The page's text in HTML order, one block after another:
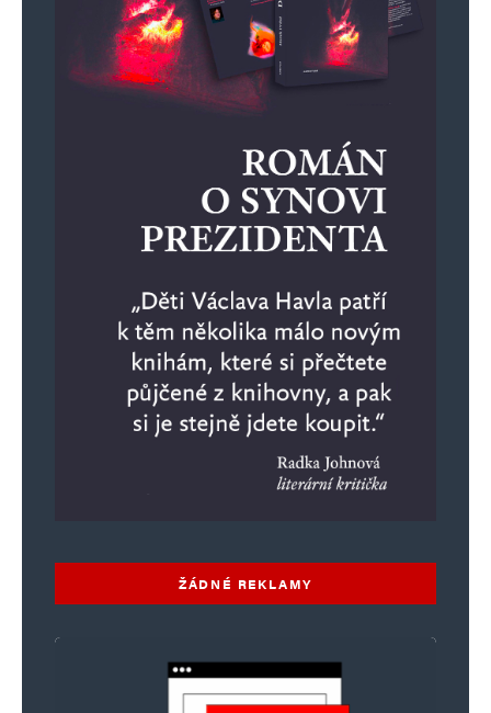
Webová stránka
Uložit do prohlížeče jméno, e-mail a webovou stránku pro budoucí
Informujte mě o nových komentářích e-mailem.
Informujte mě o nových příspěvcích e-mailem.
Alternative:
ŽÁDNÉ REKLAMY